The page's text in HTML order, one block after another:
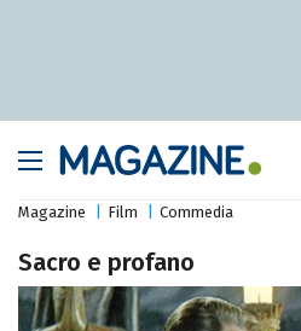
Magazine Film Commedia
Sacro e profano